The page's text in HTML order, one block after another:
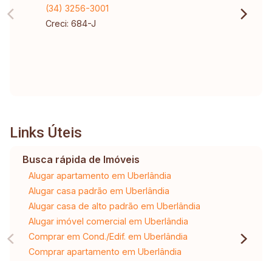
(34) 3256-3001
Creci: 684-J
Links Úteis
Busca rápida de Imóveis
Alugar apartamento em Uberlândia
Alugar casa padrão em Uberlândia
Alugar casa de alto padrão em Uberlândia
Alugar imóvel comercial em Uberlândia
Comprar em Cond./Edif. em Uberlândia
Comprar apartamento em Uberlândia